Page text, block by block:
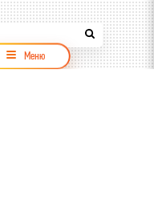
Меню